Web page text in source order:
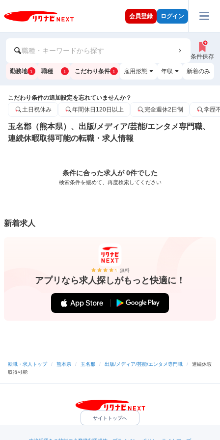
会員登録 ログイン
職種・キーワードから探す
条件保存
勤務地 1 職種 1 こだわり条件 1 雇用形態 年収 新着のみ
こだわり条件の追加設定を忘れていませんか？
土日祝休み
年間休日120日以上 完全週休2日制 学歴
玉名郡（熊本県）、出版/メディア/芸能/エンタメ専門職、
連続休暇取得可能の転職・求人情報
条件に合った求人が 0件でした
検索条件を緩めて、再度検索してください
新着求人
無料
アプリなら求人探しがもっと快適に！
転職・求人トップ / 熊本県 / 玉名郡 / 出版/メディア/芸能/エンタメ専門職 /
連続休暇
取得可能
サイトトップへ